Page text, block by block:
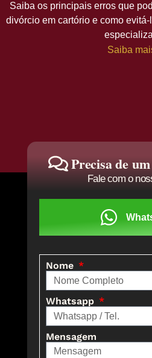
Saiba os principais erros que
divórcio em cartório e como
Saiba
Precisa de
Fale com o
Nome
Whatsapp
Mensagem